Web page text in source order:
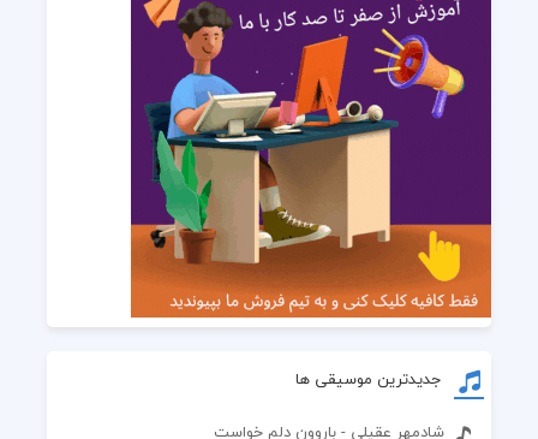
جدیدترین موسیقی ها
شادمهر عقیلی - باروون دلم خواست